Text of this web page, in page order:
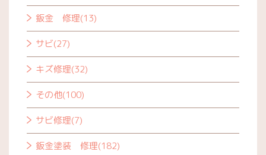
鈑金 修理(13)
サビ(27)
キズ修理(32)
その他(100)
サビ修理(7)
鈑金塗装 修理(182)